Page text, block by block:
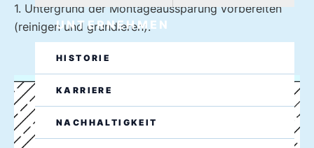
UNTERNEHMEN
HISTORIE
KARRIERE
NACHHALTIGKEIT
1. Untergrund der Montageaussparung vorbereiten
(reinigen und grundieren).